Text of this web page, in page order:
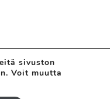
sivuston
Voit muutta